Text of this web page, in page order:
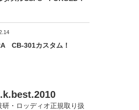
CB-301カスタム！
研・ロッディオ正規取り扱